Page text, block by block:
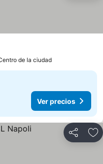
de la ciudad
Ver precios
Compartir